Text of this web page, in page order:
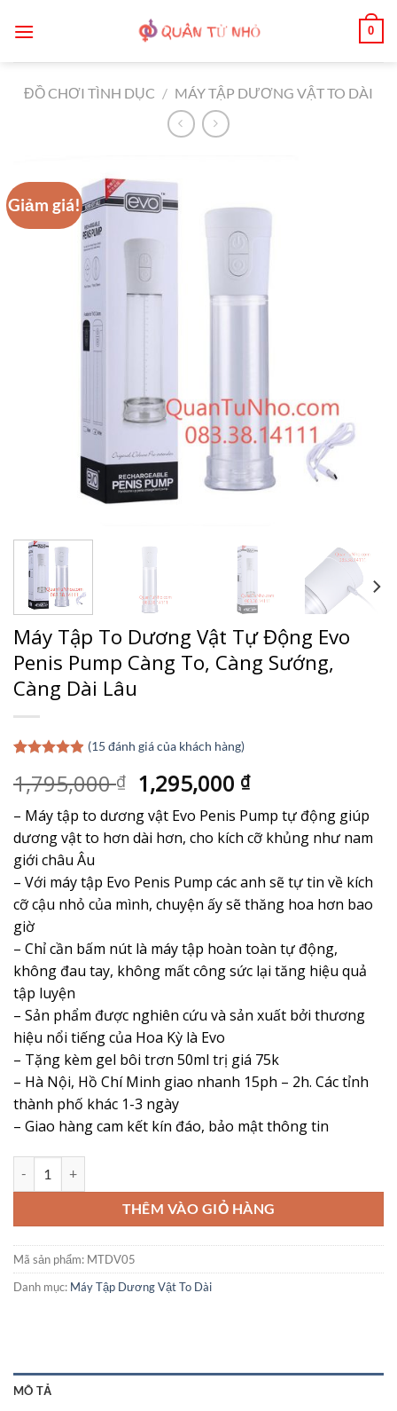
qua
0
ĐỒ CHƠI TÌNH DỤC / MÁY TẬP DƯƠNG VẬT TO DÀI
Giảm giá!
Máy Tập To Dương Vật Tự Động Evo
Penis Pump Càng To, Càng Sướng,
Càng Dài Lâu
dựa trên
đánh giá
(15 đánh giá của khách hàng)
1,795,000₫ Giá
gốc
là:
1,795,000 ₫.
1,295,000 ₫Giá
hiện
tại
là:
– Máy tập to dương vật Evo Penis Pump tự động giúp
dương vật to hơn dài hơn, cho kích cỡ khủng như nam
giới châu Âu
– Với máy tập Evo Penis Pump các anh sẽ tự tin về kích
cỡ cậu nhỏ của mình, chuyện ấy sẽ thăng hoa hơn bao
giờ
– Chỉ cần bấm nút là máy tập hoàn toàn tự động,
không đau tay, không mất công sức lại tăng hiệu quả
tập luyện
– Sản phẩm được nghiên cứu và sản xuất bởi thương
hiệu nổi tiếng của Hoa Kỳ là Evo
– Tặng kèm gel bôi trơn 50ml trị giá 75k
– Hà Nội, Hồ Chí Minh giao nhanh 15ph – 2h. Các tỉnh
thành phố khác 1-3 ngày
– Giao hàng cam kết kín đáo, bảo mật thông tin
THÊM VÀO GIỎ HÀNG
Mã sản phẩm: MTDV05
Danh mục: Máy Tập Dương Vật To Dài
MÔ TẢ